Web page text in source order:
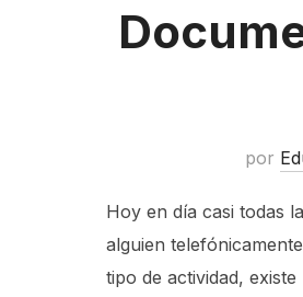
por
Hoy en día casi todas
alguien
tipo de actividad,